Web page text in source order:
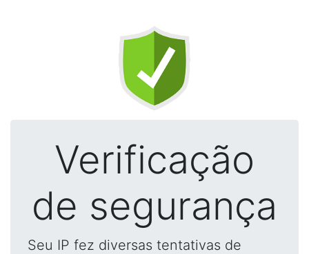
Verificação
de segurança
Seu IP fez diversas tentativas de